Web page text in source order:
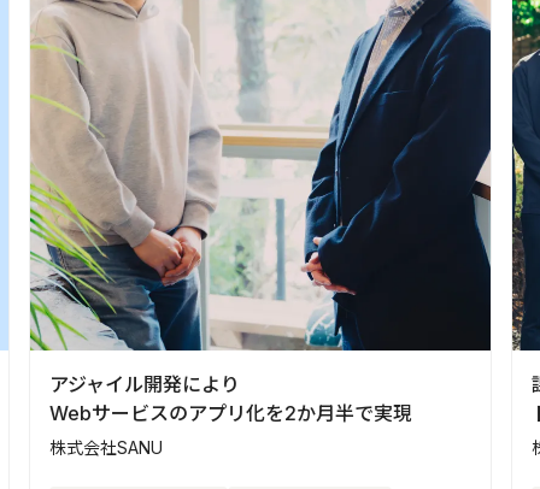
アジャイル開発により
Webサービスのアプリ化を2か月半で実現
株式会社SANU